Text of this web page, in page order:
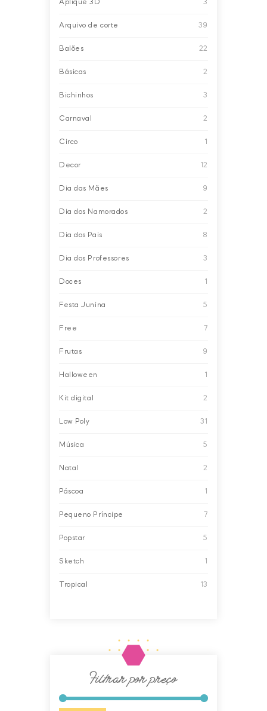
Aplique 3D 3
Arquivo de corte 39
Balões 22
Básicas 2
Bichinhos 3
Carnaval 2
Circo 1
Decor 12
Dia das Mães 9
Dia dos Namorados 2
Dia dos Pais 8
Dia dos Professores 3
Doces 1
Festa Junina 5
Free 7
Frutas 9
Halloween 1
Kit digital 2
Low Poly 31
Música 5
Natal 2
Páscoa 1
Pequeno Príncipe 7
Popstar 5
Sketch 1
Tropical 13
Filtrar por preço